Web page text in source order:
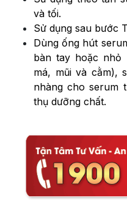
và tối.
Sử dụng sau bước
Dùng ống hút
bàn tay hoặc nhỏ
má, mũi và cằm),
nhàng cho serum
thụ dưỡng chất.